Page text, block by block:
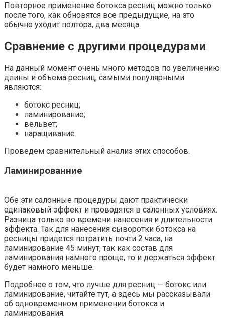
Повторное применение ботокса ресниц можно только
после того, как обновятся все предыдущие, на это
обычно уходит полтора, два месяца.
Сравнение с другими процедурами
На данный момент очень много методов по увеличению
длины и объема ресниц, самыми популярными
являются:
ботокс ресниц;
ламинирование;
вельвет;
наращивание.
Проведем сравнительный анализ этих способов.
Ламинированние
Обе эти салонные процедуры дают практически
одинаковый эффект и проводятся в салонных условиях.
Разница только во времени нанесения и длительности
эффекта. Так для нанесения сыворотки ботокса на
ресницы придется потратить почти 2 часа, на
ламинирование 45 минут, так как состав для
ламинирования намного проще, то и держаться эффект
будет намного меньше.
Подробнее о том, что лучше для ресниц — ботокс или
ламинирование, читайте тут, а здесь мы рассказывали
об одновременном применении ботокса и
ламинирования.